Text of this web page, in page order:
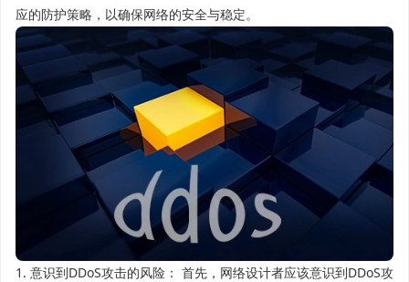
应的防护策略，以确保网络的安全与稳定。
1. 意识到DDoS攻击的风险： 首先，网络设计者应该意识到DDoS攻